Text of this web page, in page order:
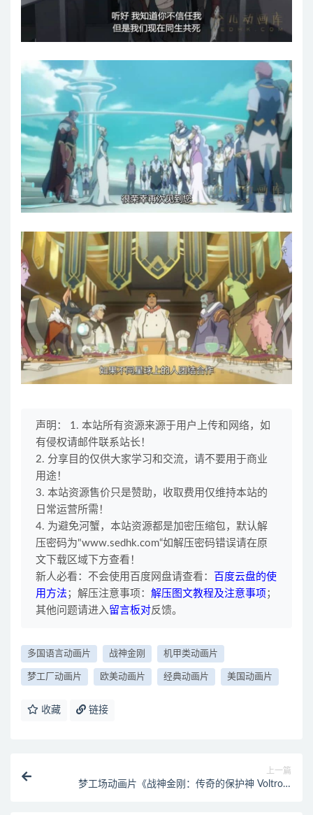
声明： 1. 本站所有资源来源于用户上传和网络，如
有侵权请邮件联系站长！
2. 分享目的仅供大家学习和交流，请不要用于商业
用途！
3. 本站资源售价只是赞助，收取费用仅维持本站的
日常运营所需！
4. 为避免河蟹，本站资源都是加密压缩包，默认解
压密码为"www.sedhk.com“如解压密码错误请在原
文下载区域下方查看！
新人必看：不会使用百度网盘请查看： 百度云盘的使
用方法 ；解压注意事项： 解压图文教程及注意事项 ；
其他问题请进入 留言板对反馈。
多国语言动画片 战神金刚 机甲类动画片
梦工厂动画片 欧美动画片 经典动画片 美国动画片
收藏 链接
上一篇
梦工场动画片《战神金刚：传奇的保护神 Voltron: